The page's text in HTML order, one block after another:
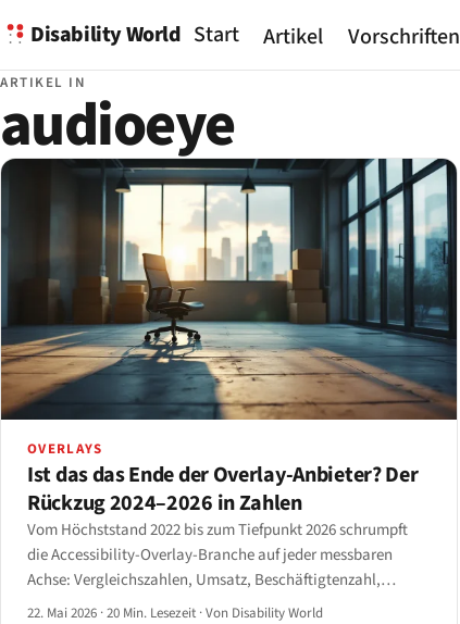
Disability World Start Artikel Vorschriften
ARTIKEL IN
audioeye
OVERLAYS
Ist das das Ende der Overlay-Anbieter? Der
Rückzug 2024–2026 in Zahlen
Vom Höchststand 2022 bis zum Tiefpunkt 2026 schrumpft
die Accessibility-Overlay-Branche auf jeder messbaren
Achse: Vergleichszahlen, Umsatz, Beschäftigtenzahl,
Partnerkanäle und regulatorische Legitimität. Ein Dossier
22. Mai 2026 ·20 Min. Lesezeit ·Von Disability World